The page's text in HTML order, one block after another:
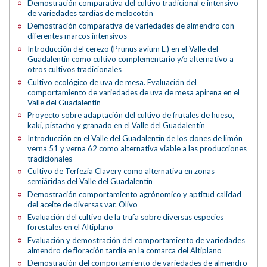
Demostración comparativa del cultivo tradicional e intensivo
de variedades tardías de melocotón
Demostración comparativa de variedades de almendro con
diferentes marcos intensivos
Introducción del cerezo (Prunus avium L.) en el Valle del
Guadalentín como cultivo complementario y/o alternativo a
otros cultivos tradicionales
Cultivo ecológico de uva de mesa. Evaluación del
comportamiento de variedades de uva de mesa apirena en el
Valle del Guadalentín
Proyecto sobre adaptación del cultivo de frutales de hueso,
kaki, pistacho y granado en el Valle del Guadalentín
Introducción en el Valle del Guadalentín de los clones de limón
verna 51 y verna 62 como alternativa viable a las producciones
tradicionales
Cultivo de Terfezia Clavery como alternativa en zonas
semiáridas del Valle del Guadalentín
Demostración comportamiento agrónomico y aptitud calidad
del aceite de diversas var. Olivo
Evaluación del cultivo de la trufa sobre diversas especies
forestales en el Altiplano
Evaluación y demostración del comportamiento de variedades
almendro de floración tardía en la comarca del Altiplano
Demostración del comportamiento de variedades de almendro